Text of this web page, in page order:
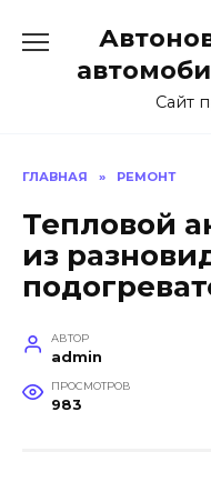
содержанию
Сайт
ГЛАВНАЯ » РЕМОНТ
Тепловой
из
АВТОР
admin
ПРОСМОТРОВ
983